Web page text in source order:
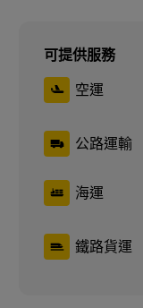
可提供服務
空運
公路運輸
海運
鐵路貨運